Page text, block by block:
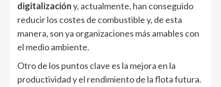
digitalizacióny, actualmente, han conseguido
reducir los costes de combustible y, de esta
manera, son ya organizaciones más amables con
el medio ambiente.
Otro de los puntos clave es la mejora en la
productividad y el rendimiento de la flota futura.